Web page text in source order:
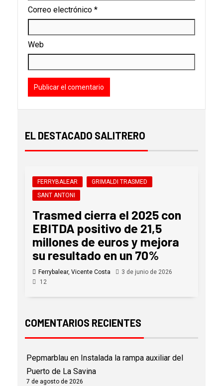
Correo electrónico *
Web
EL DESTACADO SALITRERO
FERRYBALEAR
GRIMALDI TRASMED
SANT ANTONI
Trasmed cierra el 2025 con
EBITDA positivo de 21,5
millones de euros y mejora
su resultado en un 70%
Ferrybalear, Vicente Costa
3 de junio de 2026
12
COMENTARIOS RECIENTES
Pepmarblau en Instalada la rampa auxiliar del
Puerto de La Savina
7 de agosto de 2026